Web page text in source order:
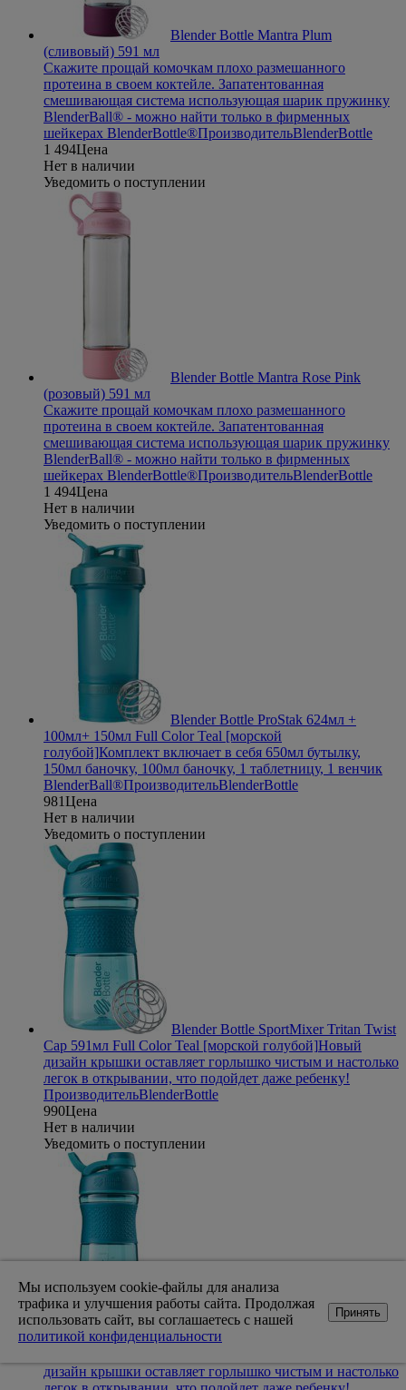
Blender Bottle Mantra Plum
(сливовый) 591 мл
Скажите прощай комочкам плохо размешанного
протеина в своем коктейле. Запатентованная
смешивающая система использующая шарик пружинку
BlenderBall® - можно найти только в фирменных
шейкерах BlenderBottle®ПроизводительBlenderBottle
1 494Цена
Нет в наличии
Уведомить о поступлении
Blender Bottle Mantra Rose Pink
(розовый) 591 мл
Скажите прощай комочкам плохо размешанного
протеина в своем коктейле. Запатентованная
смешивающая система использующая шарик пружинку
BlenderBall® - можно найти только в фирменных
шейкерах BlenderBottle®ПроизводительBlenderBottle
1 494Цена
Нет в наличии
Уведомить о поступлении
Blender Bottle ProStak 624мл +
100мл+ 150мл Full Color Teal [морской
голубой]Комплект включает в себя 650мл бутылку,
150мл баночку, 100мл баночку, 1 таблетницу, 1 венчик
BlenderBall®ПроизводительBlenderBottle
981Цена
Нет в наличии
Уведомить о поступлении
Blender Bottle SportMixer Tritan Twist
Cap 591мл Full Color Teal [морской голубой]Новый
дизайн крышки оставляет горлышко чистым и настолько
легок в открывании, что подойдет даже ребенку!
ПроизводительBlenderBottle
990Цена
Нет в наличии
Уведомить о поступлении
Blender Bottle SportMixer Tritan Twist
дизайн крышки оставляет горлышко чистым и настолько
Мы используем cookie-файлы для анализа
трафика и улучшения работы сайта. Продолжая
использовать сайт, вы соглашаетесь с нашей
политикой конфиденциальности
Принять